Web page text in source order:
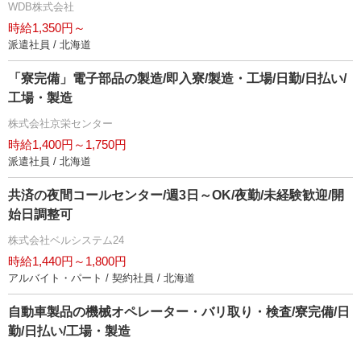
WDB株式会社
時給1,350円～
派遣社員 / 北海道
「寮完備」電子部品の製造/即入寮/製造・工場/日勤/日払い/
工場・製造
株式会社京栄センター
時給1,400円～1,750円
派遣社員 / 北海道
共済の夜間コールセンター/週3日～OK/夜勤/未経験歓迎/開
始日調整可
株式会社ベルシステム24
時給1,440円～1,800円
アルバイト・パート / 契約社員 / 北海道
自動車製品の機械オペレーター・バリ取り・検査/寮完備/日
勤/日払い/工場・製造